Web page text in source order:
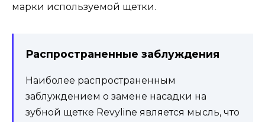
марки используемой щетки.
Распространенные заблуждения
Наиболее распространенным
заблуждением о замене насадки на
зубной щетке Revyline является мысль, что